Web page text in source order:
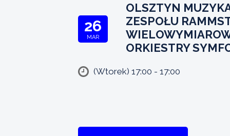
26
MAR
OLSZTYN
ZESPOŁU
ORKIESTRY
(Wtorek) 17:00 - 17:00